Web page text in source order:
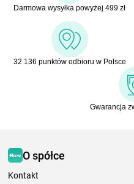
Darmowa wysyłka powyżej 499 zł
32 136 punktów odbioru w Polsce
Gwarancja
O spółce
Kontakt